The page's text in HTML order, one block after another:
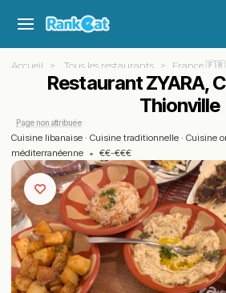
Accueil Tous les restaurants France 🇫🇷
Restaurant ZYARA,
Thionville
Page non attribuée
Cuisine libanaise · Cuisine traditionnelle · Cuisine
méditerranéenne • €€-€€€